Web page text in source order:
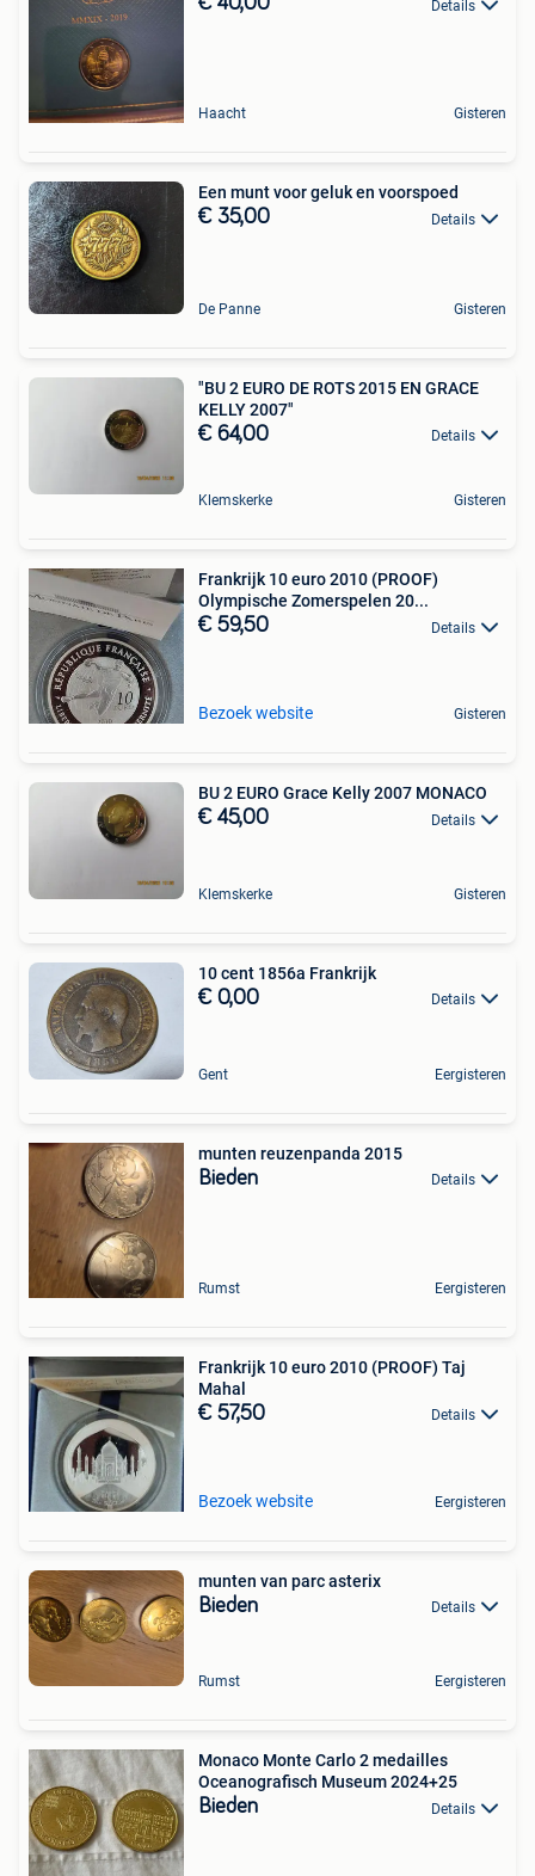
Details
Haacht Gisteren
Een munt voor geluk en voorspoed
€ 35,00 Details
De Panne Gisteren
"BU 2 EURO DE ROTS 2015 EN GRACE
KELLY 2007"
€ 64,00 Details
Klemskerke Gisteren
Frankrijk 10 euro 2010 (PROOF)
Olympische Zomerspelen 20...
€ 59,50 Details
Bezoek website Gisteren
BU 2 EURO Grace Kelly 2007 MONACO
€ 45,00 Details
Klemskerke Gisteren
10 cent 1856a Frankrijk
€ 0,00 Details
Gent Eergisteren
munten reuzenpanda 2015
Bieden Details
Rumst Eergisteren
Frankrijk 10 euro 2010 (PROOF) Taj
Mahal
€ 57,50 Details
Bezoek website Eergisteren
munten van parc asterix
Bieden Details
Rumst Eergisteren
Monaco Monte Carlo 2 medailles
Oceanografisch Museum 2024+25
Bieden Details